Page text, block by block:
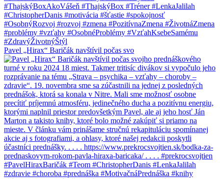
Pavel „Hirax“ Baričák navštívil počas svo